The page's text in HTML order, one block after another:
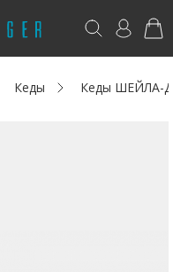
Кеды Кеды ШЕЙЛА-Д